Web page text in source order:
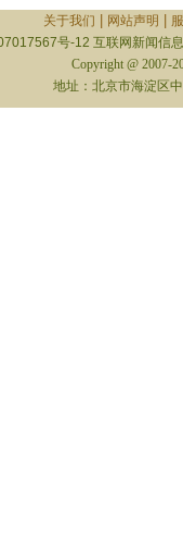
关于我们 网站声明
号-12 互联网新闻信
Copyright @ 2007-
地址：北京市海淀区